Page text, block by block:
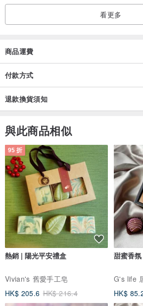
看更多
商品運費
付款方式
退款換貨須知
與此商品相似
95 折
熱銷 | 陽光平安禮盒
Vivian's 舊愛手工皂
HK$ 205.6 HK$ 216.4
甜蜜香
G's life
HK$